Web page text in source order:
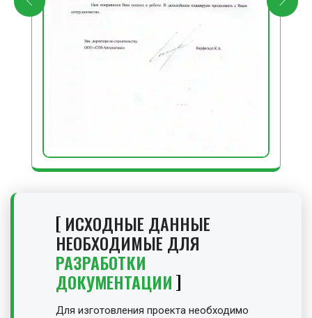
ИСХОДНЫЕ ДАННЫЕ
НЕОБХОДИМЫЕ ДЛЯ
РАЗРАБОТКИ
ДОКУМЕНТАЦИИ
Для изготовления проекта необходимо